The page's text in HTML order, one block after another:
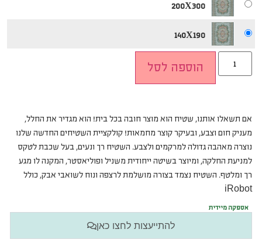
200X300
140X190
הוספה לסל
אם תשאלו אותנו, שטיח הוא מוצר חובה בכל בית! הוא מגדיר את החלל,
מעניק חום וצבע, ובעיקר קוצר מחמאות! קולקציית השטיחים החדשה שלנו
נוצרה מאהבה גדולה למרקמים ולצבע. השטיח רך ונעים, בעל שכבת לטקס
למניעת החלקה, ומיוצר בשיטה ייחודית משניל ופוליאסטר, המקנה לו מגע
רך ומלטף. השטיח נצמד בצורה מושלמת לרצפה ונוח לשואבי אבק, כולל
iRobot
אספקה מיידית
להתייעצות לחצו כאן